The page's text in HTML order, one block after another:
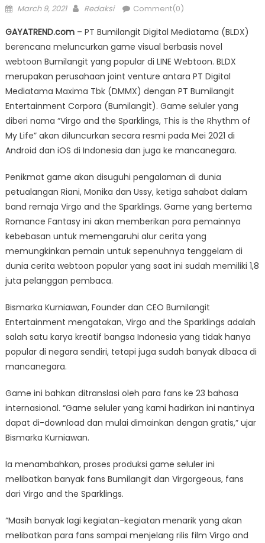
Posted
March 9, 2021 Author
Redaksi Comment(0)
GAYATREND.com – PT Bumilangit Digital Mediatama (BLDX)
berencana meluncurkan game visual berbasis novel
webtoon Bumilangit yang popular di LINE Webtoon. BLDX
merupakan perusahaan joint venture antara PT Digital
Mediatama Maxima Tbk (DMMX) dengan PT Bumilangit
Entertainment Corpora (Bumilangit). Game seluler yang
diberi nama “Virgo and the Sparklings, This is the Rhythm of
My Life” akan diluncurkan secara resmi pada Mei 2021 di
Android dan iOS di Indonesia dan juga ke mancanegara.
Penikmat game akan disuguhi pengalaman di dunia
petualangan Riani, Monika dan Ussy, ketiga sahabat dalam
band remaja Virgo and the Sparklings. Game yang bertema
Romance Fantasy ini akan memberikan para pemainnya
kebebasan untuk memengaruhi alur cerita yang
memungkinkan pemain untuk sepenuhnya tenggelam di
dunia cerita webtoon popular yang saat ini sudah memiliki 1,8
juta pelanggan pembaca.
Bismarka Kurniawan, Founder dan CEO Bumilangit
Entertainment mengatakan, Virgo and the Sparklings adalah
salah satu karya kreatif bangsa Indonesia yang tidak hanya
popular di negara sendiri, tetapi juga sudah banyak dibaca di
mancanegara.
Game ini bahkan ditranslasi oleh para fans ke 23 bahasa
internasional. “Game seluler yang kami hadirkan ini nantinya
dapat di-download dan mulai dimainkan dengan gratis,” ujar
Bismarka Kurniawan.
Ia menambahkan, proses produksi game seluler ini
melibatkan banyak fans Bumilangit dan Virgorgeous, fans
dari Virgo and the Sparklings.
“Masih banyak lagi kegiatan-kegiatan menarik yang akan
melibatkan para fans sampai menjelang rilis film Virgo and